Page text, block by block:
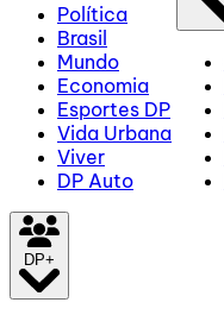
Política
Brasil
Mundo
Economia
Esportes DP
Vida Urbana
Viver
DP Auto
DP+